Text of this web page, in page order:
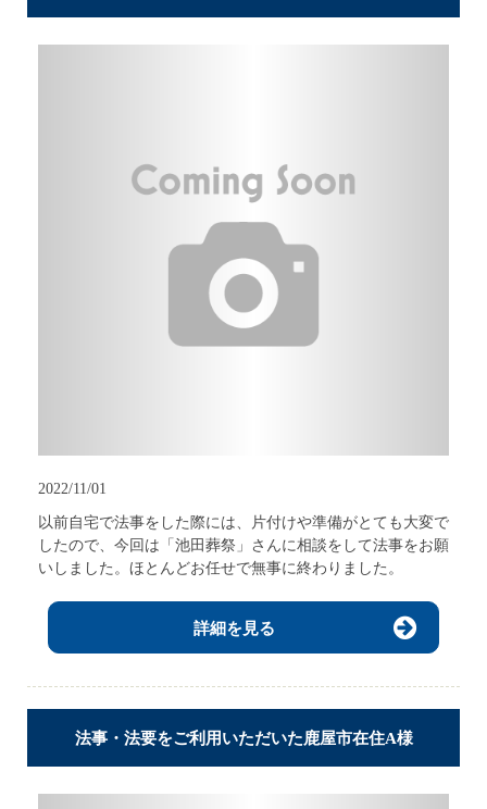
2022/11/01
以前自宅で法事をした際には、片付けや準備がとても大変で
したので、今回は「池田葬祭」さんに相談をして法事をお願
いしました。ほとんどお任せで無事に終わりました。
詳細を見る
法事・法要をご利用いただいた鹿屋市在住A様